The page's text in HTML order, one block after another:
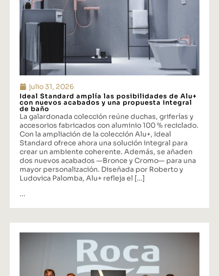
julio 31, 2026
Ideal Standard amplía las posibilidades de Alu+
con nuevos acabados y una propuesta integral
de baño
La galardonada colección reúne duchas, griferías y
accesorios fabricados con aluminio 100 % reciclado.
Con la ampliación de la colección Alu+, Ideal
Standard ofrece ahora una solución integral para
crear un ambiente coherente. Además, se añaden
dos nuevos acabados —Bronce y Cromo— para una
mayor personalización. Diseñada por Roberto y
Ludovica Palomba, Alu+ refleja el […]
...